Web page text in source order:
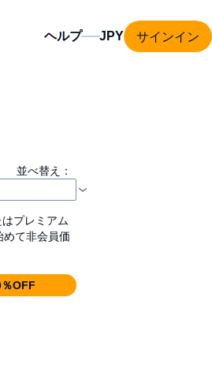
ヘルプ サインイン
並べ替え：
プレミアム
めて非会員価
OFF